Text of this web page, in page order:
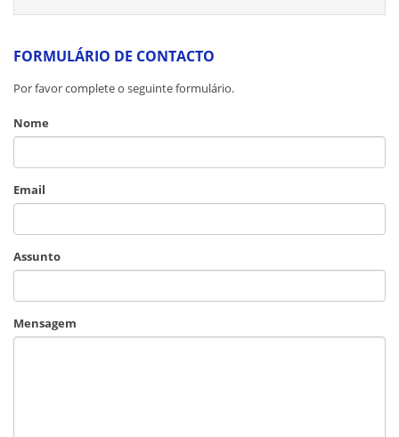
FORMULÁRIO DE CONTACTO
Por favor complete o seguinte formulário.
Nome
Email
Assunto
Mensagem